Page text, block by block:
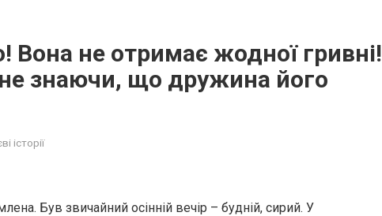
не отримає жодної гривні!
знаючи, що дружина його
історії
Був звичайний осінній вечір – будній, сирий. У